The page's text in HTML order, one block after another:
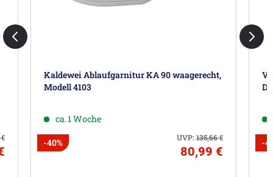
€
Kaldewei Ablaufgarnitur KA 90 waagerecht,
Modell 4103
ca. 1 Woche
UVP:135,66€
-40%
80,99 €
-